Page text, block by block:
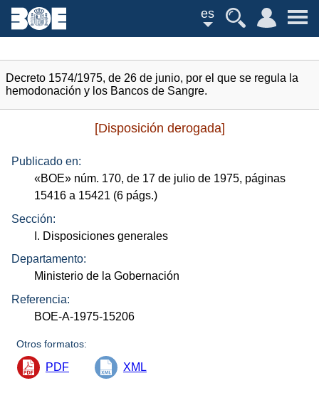
es
Decreto 1574/1975, de 26 de junio, por el que se regula la
hemodonación y los Bancos de Sangre.
[Disposición derogada]
Publicado en:
«BOE» núm. 170, de 17 de julio de 1975, páginas
15416 a 15421 (6 págs.)
Sección:
I. Disposiciones generales
Departamento:
Ministerio de la Gobernación
Referencia:
BOE-A-1975-15206
Otros formatos:
PDF XML